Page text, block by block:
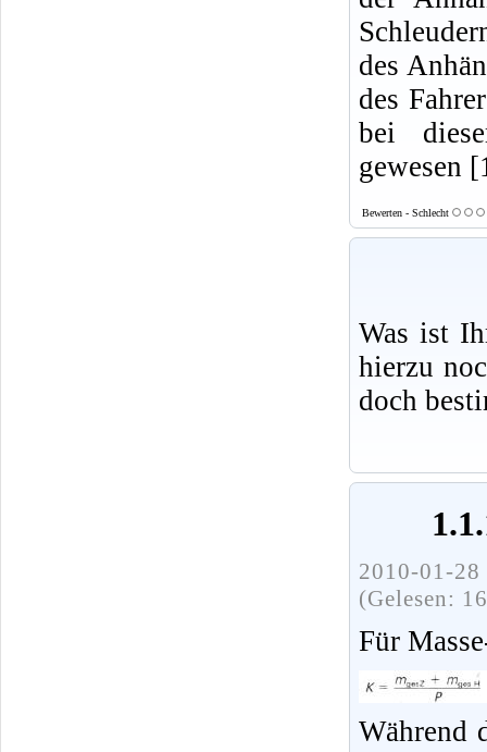
des
des
bei
gewesen
Bewerten - Schlecht
Was ist
hierzu
doch
2010-01-
(Gelesen:
Für
Während